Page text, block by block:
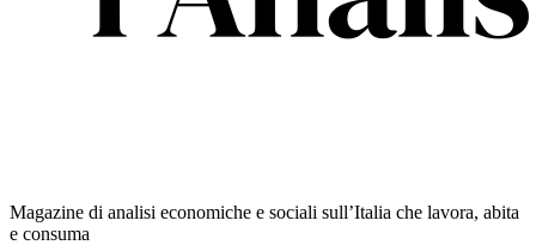
Magazine di analisi economiche e sociali sull’Italia che lavora, abita
e consuma